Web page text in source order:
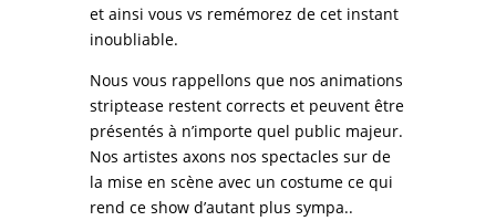
et ainsi vous vs remémorez de cet instant
inoubliable.
Nous vous rappellons que nos animations
striptease restent corrects et peuvent être
présentés à n’importe quel public majeur.
Nos artistes axons nos spectacles sur de
la mise en scène avec un costume ce qui
rend ce show d’autant plus sympa..